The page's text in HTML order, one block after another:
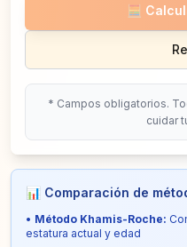
🧮
* Campos obligatorios.
cuidar
📊 Comparación de
• Método Khamis-Roche:
estatura actual y edad